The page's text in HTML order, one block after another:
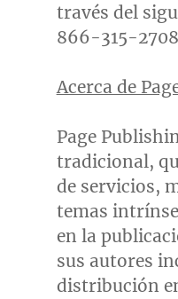
través del
866-315-
Acerca de
Page
tradicional,
de servicios,
temas
en la
sus autores
distribución